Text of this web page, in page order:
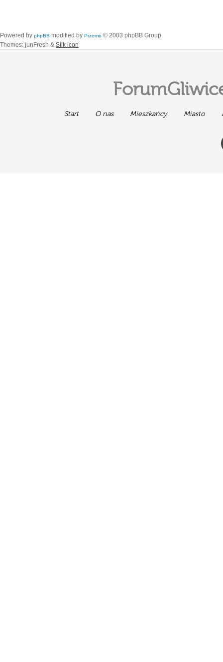
Powered by phpBB modified by Przemo © 2003 phpBB Group
Themes: junFresh & Silk icon
Start O nas Mieszkańcy Miasto